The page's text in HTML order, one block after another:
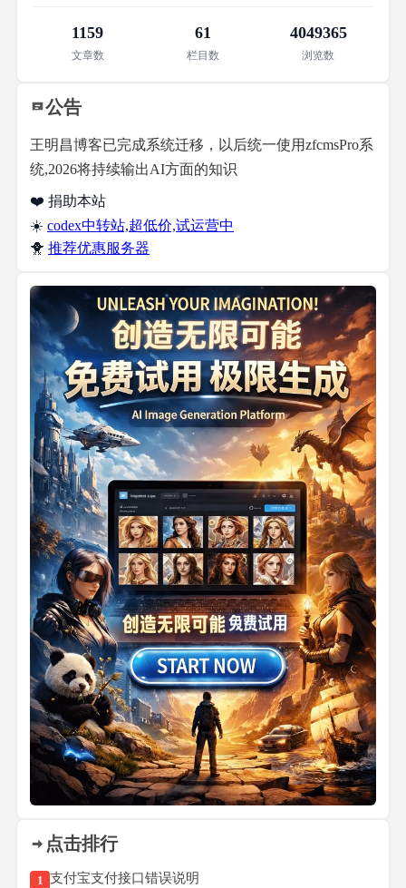
1159
文章数
61
栏目数
4049365
浏览数
公告
王明昌博客已完成系统迁移，以后统一使用zfcmsPro系
统,2026将持续输出AI方面的知识
❤️ 捐助本站
☀️ codex中转站,超低价,试运营中
🐥 推荐优惠服务器
点击排行
1 支付宝支付接口错误说明